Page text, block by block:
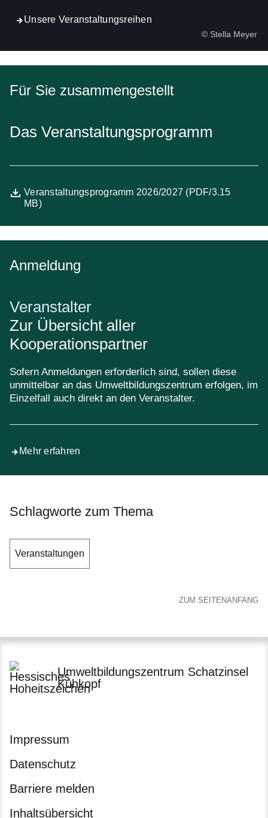
© Stella Meyer
Unsere Veranstaltungsreihen
Für Sie zusammengestellt
Das Veranstaltungsprogramm
DateiVeranstaltungsprogramm 2026/2027 (PDF/3.15
MB)
Öffnet sich in einem neuen Fenster
Anmeldung
Veranstalter
Zur Übersicht aller
Kooperationspartner
Sofern Anmeldungen erforderlich sind, sollen diese
unmittelbar an das Umweltbildungszentrum erfolgen, im
Einzelfall auch direkt an den Veranstalter.
Mehr erfahren
Schlagworte zum Thema
Veranstaltungen
ZUM SEITENANFANG
Umweltbildungszentrum Schatzinsel
Kühkopf
Impressum
Datenschutz
Barriere melden
Inhaltsübersicht